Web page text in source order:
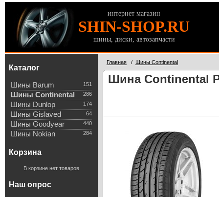
интернет магазин
SHIN-SHOP.RU
шины, диски, автозапчасти
Каталог
151
Шины Barum
286
Шины Continental
174
Шины Dunlop
64
Шины Gislaved
440
Шины Goodyear
284
Шины Nokian
Корзина
В корзине нет товаров
Наш опрос
Главная / Шины Continental
Шина Continental